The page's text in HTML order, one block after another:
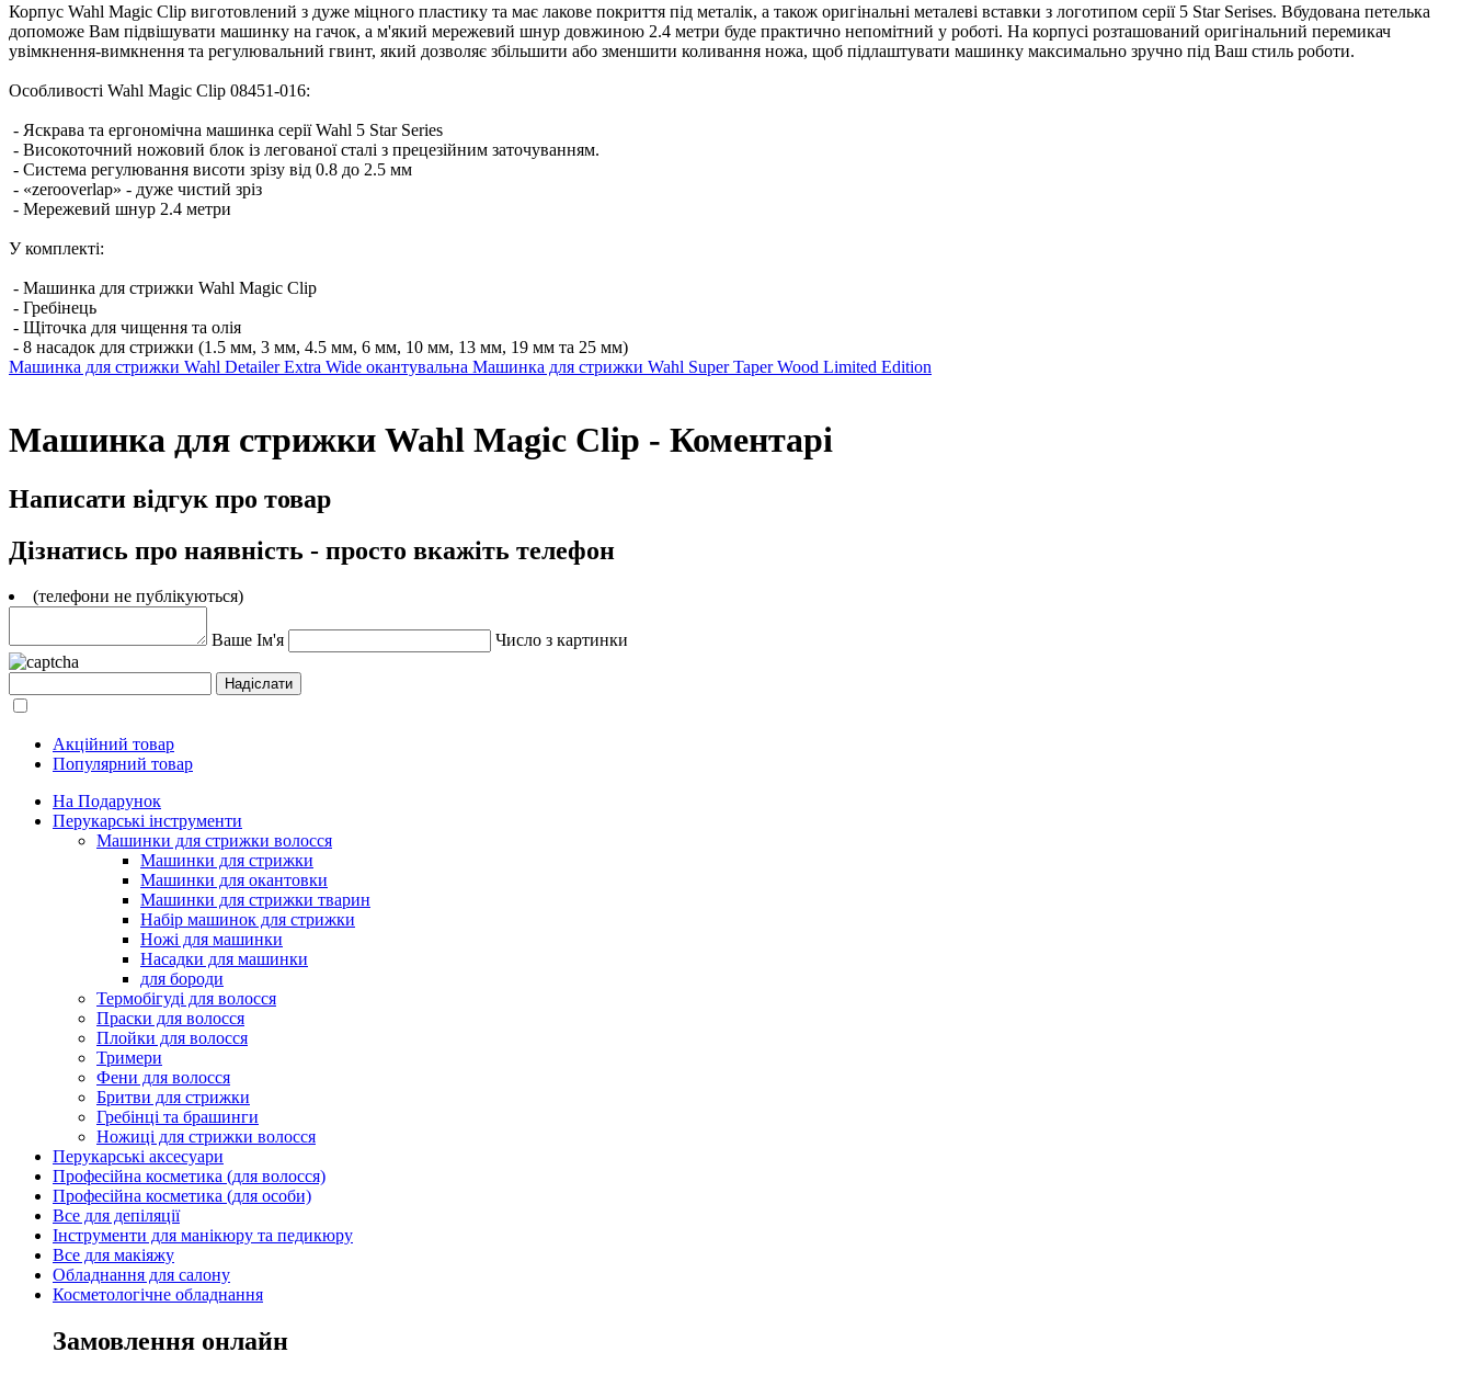
Корпус Wahl Magic Clip виготовлений з дуже міцного пластику та має лакове покриття під металік, а також оригінальні металеві вставки з логотипом серії 5 Star Serises. Вбудована петелька
допоможе Вам підвішувати машинку на гачок, а м'який мережевий шнур довжиною 2.4 метри буде практично непомітний у роботі. На корпусі розташований оригінальний перемикач
увімкнення-вимкнення та регулювальний гвинт, який дозволяє збільшити або зменшити коливання ножа, щоб підлаштувати машинку максимально зручно під Ваш стиль роботи.
Особливості Wahl Magic Clip 08451-016:
- Яскрава та ергономічна машинка серії Wahl 5 Star Series
- Високоточний ножовий блок із легованої сталі з прецезійним заточуванням.
- Система регулювання висоти зрізу від 0.8 до 2.5 мм
- «zerooverlap» - дуже чистий зріз
- Мережевий шнур 2.4 метри
У комплекті:
- Машинка для стрижки Wahl Magic Clip
- Гребінець
- Щіточка для чищення та олія
- 8 насадок для стрижки (1.5 мм, 3 мм, 4.5 мм, 6 мм, 10 мм, 13 мм, 19 мм та 25 мм)
Машинка для стрижки Wahl Detailer Extra Wide окантувальна Машинка для стрижки Wahl Super Taper Wood Limited Edition
Машинка для стрижки Wahl Magic Clip - Коментарі
Написати відгук про товар
Дізнатись про наявність - просто вкажіть телефон
(телефони не публікуються)
Ваше Ім'я Число з картинки
Акційний товар
Популярний товар
На Подарунок
Перукарські інструменти
Машинки для стрижки волосся
Машинки для стрижки
Машинки для окантовки
Машинки для стрижки тварин
Набір машинок для стрижки
Ножі для машинки
Насадки для машинки
для бороди
Термобігуді для волосся
Праски для волосся
Плойки для волосся
Тримери
Фени для волосся
Бритви для стрижки
Гребінці та брашинги
Ножиці для стрижки волосся
Перукарські аксесуари
Професійна косметика (для волосся)
Професійна косметика (для особи)
Все для депіляції
Інструменти для манікюру та педикюру
Все для макіяжу
Обладнання для салону
Косметологічне обладнання
Замовлення онлайн